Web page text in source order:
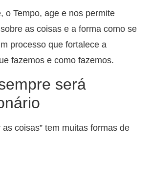
o Tempo, age e nos permite
as coisas e a forma como se
processo que fortalece a
fazemos e como fazemos.
será
as coisas” tem muitas formas de